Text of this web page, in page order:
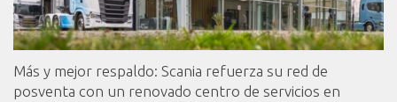
Más y mejor respaldo: Scania refuerza su red de
posventa con un renovado centro de servicios en